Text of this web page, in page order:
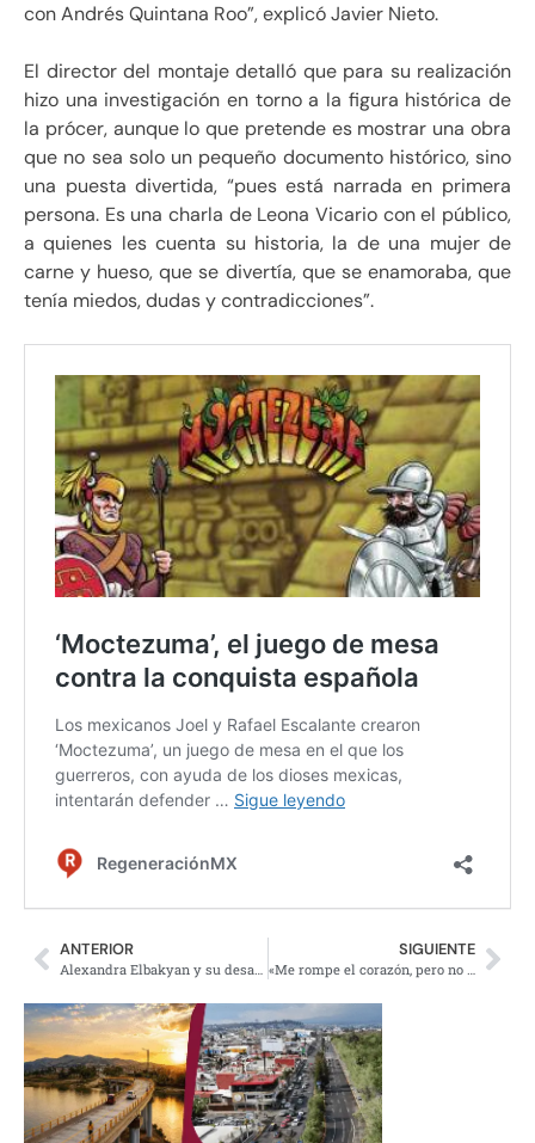
con Andrés Quintana Roo”, explicó Javier Nieto.
El director del montaje detalló que para su realización
hizo una investigación en torno a la figura histórica de
la prócer, aunque lo que pretende es mostrar una obra
que no sea solo un pequeño documento histórico, sino
una puesta divertida, “pues está narrada en primera
persona. Es una charla de Leona Vicario con el público,
a quienes les cuenta su historia, la de una mujer de
carne y hueso, que se divertía, que se enamoraba, que
tenía miedos, dudas y contradicciones”.
ANTERIOR
Alexandra Elbakyan y su desafío al monopolio de la ciencia
SIGUIENTE
«Me rompe el corazón, pero no había de otra»: mamá que entregó a su hijo por violencia en Qro.